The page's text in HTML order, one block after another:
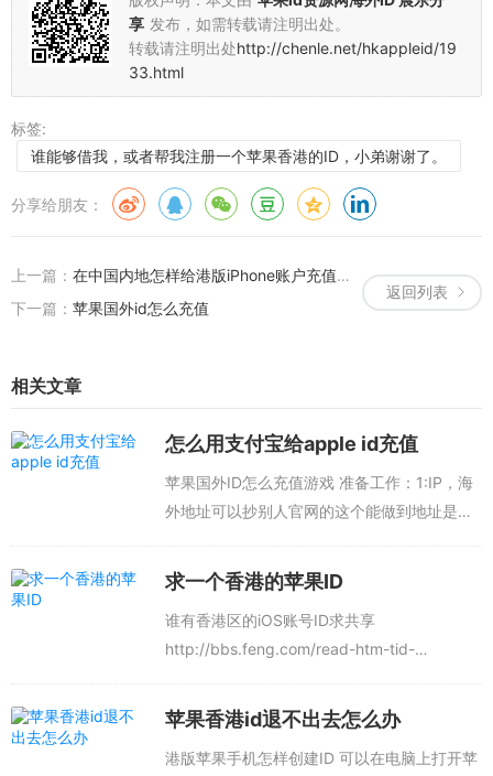
享 发布，如需转载请注明出处。
转载请注明出处http://chenle.net/hkappleid/19
33.html
标签:
谁能够借我，或者帮我注册一个苹果香港的ID，小弟谢谢了。
分享给朋友：
返回列表
上一篇： 在中国内地怎样给港版iPhone账户充值？及港澳台和内地手机APP服务器渠道
下一篇： 苹果国外id怎么充值
相关文章
怎么用支付宝给apple id充值
苹果国外ID怎么充值游戏 准备工作：1:IP，海
外地址可以抄别人官网的这个能做到地址是
行充值，没有的话可以去买礼品卡充值。2种注
册：1:带双重验证的从...
求一个香港的苹果ID
谁有香港区的iOS账号ID求共享
http://bbs.feng.com/read-htm-tid-
桐谨祥试，好多晌粗能用更多追问追答๷...
苹果香港id退不出去怎么办
港版苹果手机怎样创建ID 可以在电脑上打开苹